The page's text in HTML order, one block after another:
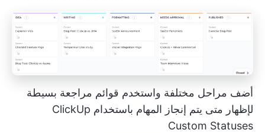
أضف مراحل مختلفة واستخدم قوائم مراجعة بسيطة
لإظهار متى يتم إنجاز المهام باستخدام ClickUp
Custom Statuses